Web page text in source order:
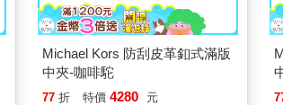
Michael Kors 防刮皮革釦式滿版
中夾-咖啡駝
77 折 特價 4280 元